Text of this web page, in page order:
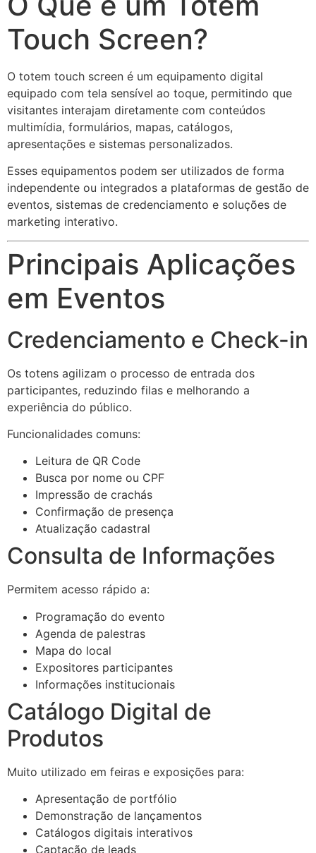
Touch Screen?
O totem touch screen é um equipamento digital
equipado com tela sensível ao toque, permitindo que
visitantes interajam diretamente com conteúdos
multimídia, formulários, mapas, catálogos,
apresentações e sistemas personalizados.
Esses equipamentos podem ser utilizados de forma
independente ou integrados a plataformas de gestão de
eventos, sistemas de credenciamento e soluções de
marketing interativo.
Principais Aplicações
em Eventos
Credenciamento e Check-in
Os totens agilizam o processo de entrada dos
participantes, reduzindo filas e melhorando a
experiência do público.
Funcionalidades comuns:
Leitura de QR Code
Busca por nome ou CPF
Impressão de crachás
Confirmação de presença
Atualização cadastral
Consulta de Informações
Permitem acesso rápido a:
Programação do evento
Agenda de palestras
Mapa do local
Expositores participantes
Informações institucionais
Catálogo Digital de
Produtos
Muito utilizado em feiras e exposições para:
Apresentação de portfólio
Demonstração de lançamentos
Catálogos digitais interativos
Captação de leads